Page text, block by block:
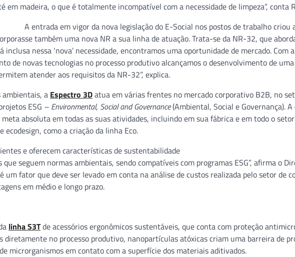
em madeira, o que é totalmente incompatível com a necessidade de limpeza”, conta
A entrada em vigor da nova legislação do E-Social nos postos de trabalho criou
também uma nova NR a sua linha de atuação. Trata-se da NR-32, que
nessa ‘nova’ necessidade, encontramos uma oportunidade de mercado. Com a
de novas tecnologias no processo produtivo alcançamos o desenvolvimento de
atender aos requisitos da NR-32”, explica.
a Espectro 3Datua em várias frentes no mercado corporativo B2B, no
ESG – Environmental, Social and Governance(Ambiental, Social e Governança). A
absoluta em todas as suas atividades, incluindo em sua fábrica e em todo o setor
como a criação da linha Eco.
e oferecem características de sustentabilidade
seguem normas ambientais, sendo compatíveis com programas ESG”, afirma o
um fator que deve ser levado em conta na análise de custos realizada pelo setor de
em médio e longo prazo.
linha S3Tde acessórios ergonômicos sustentáveis, que conta com proteção
diretamente no processo produtivo, nanopartículas atóxicas criam uma barreira de
microrganismos em contato com a superfície dos materiais aditivados.